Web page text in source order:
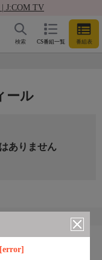
J:COM TV
CS番組一覧 番組表
検索
ール
ありません